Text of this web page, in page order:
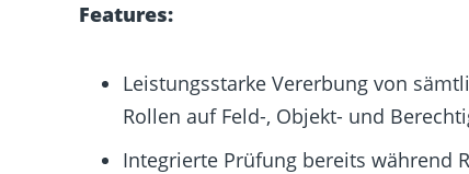
Features:
Leistungsstarke Vererbung von
Rollen auf Feld-, Objekt- und
Integrierte Prüfung bereits während